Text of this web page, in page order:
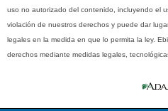
uso no autorizado del contenido, incluyendo el
violación de nuestros derechos y puede dar
legales en la medida en que lo permita la ley.
derechos mediante medidas legales,